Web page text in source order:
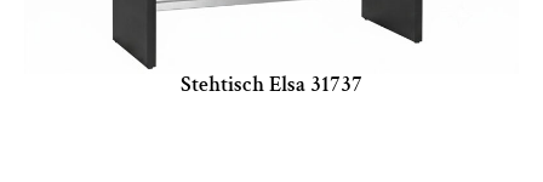
Stehtisch Elsa 31737